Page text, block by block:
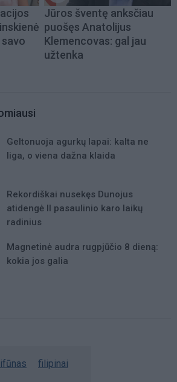
Jūros šventę anksčiau
puošęs Anatolijus
Klemencovas: gal jau
užtenka
Geltonuoja agurkų lapai: kalta ne
liga, o viena dažna klaida
Rekordiškai nusekęs Dunojus
atidengė II pasaulinio karo laikų
radinius
Magnetinė audra rugpjūčio 8 dieną:
kokia jos galia
filipinai